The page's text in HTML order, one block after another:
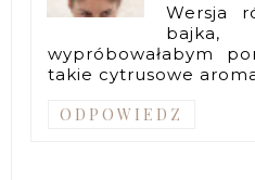
Wersja
wypróbowałabym
takie cytrusowe
ODPOWIEDZ